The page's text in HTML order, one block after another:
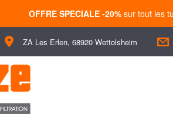
OFFRE SPECIALE -20% sur tout les
ZA Les Erlen, 68920 Wettolsheim